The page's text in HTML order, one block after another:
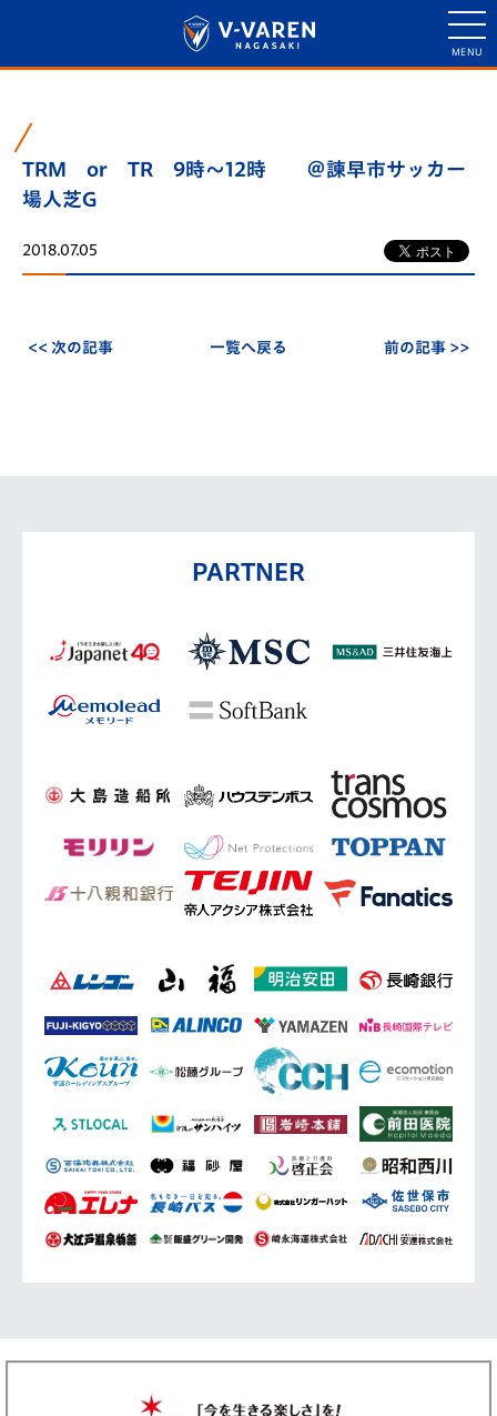
TRM or TR 9時～12時 ＠諫早市サッカー
場人芝G
2018.07.05
<< 次の記事 一覧へ戻る 前の記事 >>
PARTNER